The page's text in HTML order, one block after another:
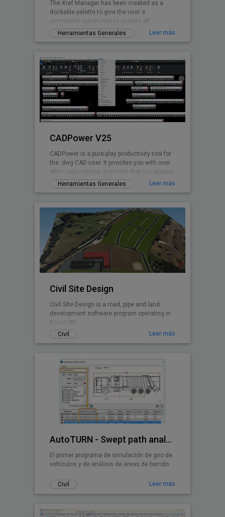
The Xref Manager has been created as a
dockable palette to give the user a
permanent opportunity to access all
referenced Drawings.
Herramientas Generales Leer más
CADPower V25
CADPower is a pure-play productivity tool for
the .dwg CAD user. It provides you with over
400+ Lisp routines and tools that you always
wanted but found missin
Herramientas Generales Leer más
Civil Site Design
Civil Site Design is a road, pipe and land
development software program operating in
BricsCAD.
Civil
Leer más
AutoTURN - Swept path analysis software
El primer programa de simulación de giro de
vehículos y de análisis de áreas de barrido
Civil Leer más